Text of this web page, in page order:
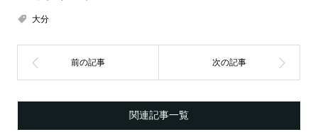
大分
関連記事一覧